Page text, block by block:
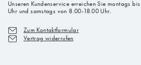
Unseren Kundenservice erreichen Sie montags
Uhr und samstags von 8.00-18.00 Uhr.
Zum Kontaktformular
Vertrag widerrufen